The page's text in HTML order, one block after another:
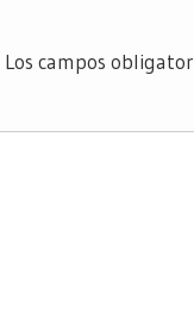
Los campos